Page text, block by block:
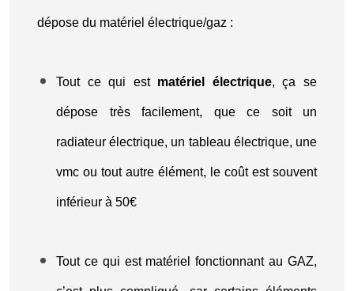
dépose du matériel électrique/gaz :
Tout ce qui est matériel électrique, ça se
dépose très facilement, que ce soit un
radiateur électrique, un tableau électrique, une
vmc ou tout autre élément, le coût est souvent
inférieur à 50€
Tout ce qui est matériel fonctionnant au GAZ,